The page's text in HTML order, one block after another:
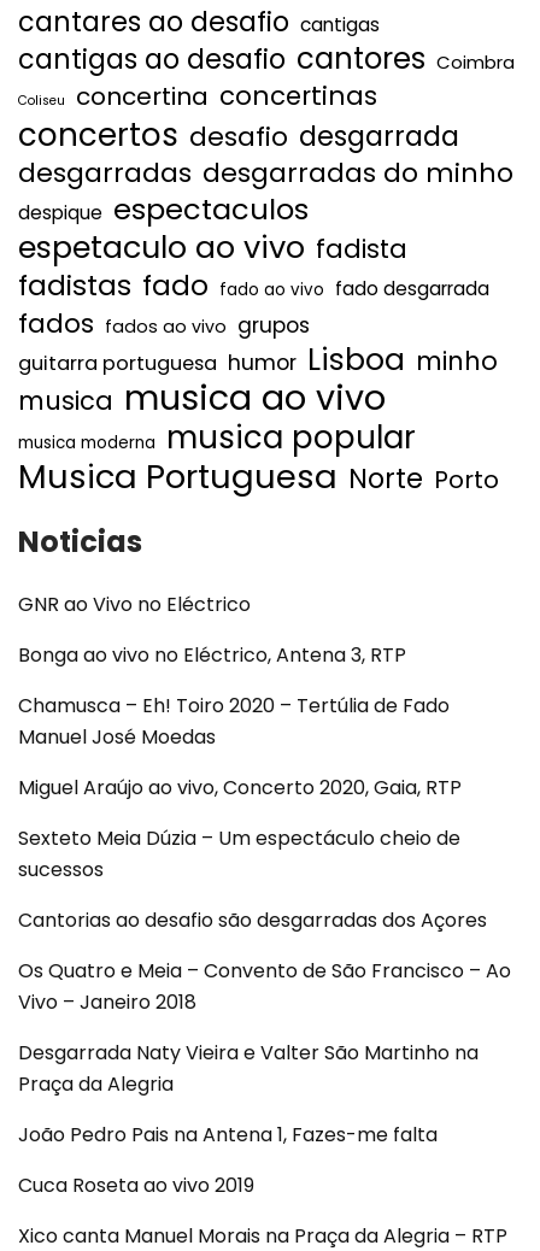
cantares ao desafio cantigas
cantigas ao desafio cantores Coimbra
Coliseu concertina concertinas
concertos desafio desgarrada
desgarradas desgarradas do minho
despique espectaculos
espetaculo ao vivo fadista
fadistas fado fado ao vivo fado desgarrada
fados fados ao vivo grupos
guitarra portuguesa humor Lisboa minho
musica musica ao vivo
musica moderna musica popular
Musica Portuguesa Norte Porto
Noticias
GNR ao Vivo no Eléctrico
Bonga ao vivo no Eléctrico, Antena 3, RTP
Chamusca – Eh! Toiro 2020 – Tertúlia de Fado
Manuel José Moedas
Miguel Araújo ao vivo, Concerto 2020, Gaia, RTP
Sexteto Meia Dúzia – Um espectáculo cheio de
sucessos
Cantorias ao desafio são desgarradas dos Açores
Os Quatro e Meia – Convento de São Francisco – Ao
Vivo – Janeiro 2018
Desgarrada Naty Vieira e Valter São Martinho na
Praça da Alegria
João Pedro Pais na Antena 1, Fazes-me falta
Cuca Roseta ao vivo 2019
Xico canta Manuel Morais na Praça da Alegria – RTP